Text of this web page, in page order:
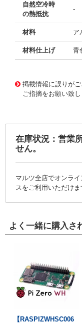
自然空冷時
の熱抵抗
-
材料 ア
材料仕上げ 青
掲載情報に誤りが
ご指摘をお願い致し
在庫状況：営業
せん。
マルツ全店でオンラ
スをご利用いただけま
よく一緒に購入さ
【RASPIZWHSC006